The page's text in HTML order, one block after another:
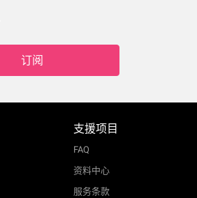
订阅
支援项目
FAQ
资料中心
服务条款